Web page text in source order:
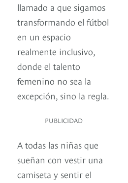
llamado a que sigamos
transformando el fútbol
en un espacio
realmente inclusivo,
donde el talento
femenino no sea la
excepción, sino la regla.
PUBLICIDAD
A todas las niñas que
sueñan con vestir una
camiseta y sentir el